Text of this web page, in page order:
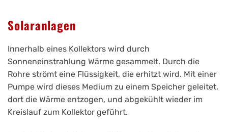
Solaranlagen
Innerhalb eines Kollektors wird durch
Sonneneinstrahlung Wärme gesammelt. Durch die
Rohre strömt eine Flüssigkeit, die erhitzt wird. Mit einer
Pumpe wird dieses Medium zu einem Speicher geleitet,
dort die Wärme entzogen, und abgekühlt wieder im
Kreislauf zum Kollektor geführt.